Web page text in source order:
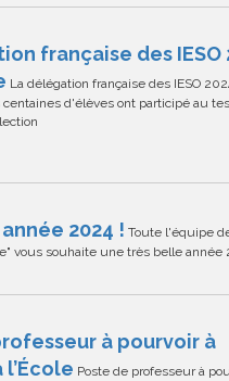
française des IESO
La délégation française des IESO
d'élèves ont participé au
2024 ! Toute l'équipe
vous souhaite une très belle année
à pourvoir à
Poste de professeur à